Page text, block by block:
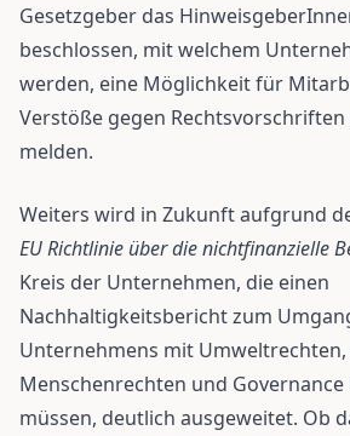
Gesetzgeber das
beschlossen, mit welchem
werden, eine Möglichkeit für
Verstöße gegen
melden.
Weiters wird in Zukunft aufgrund
EU Richtlinie über die nichtfinanzielle
Kreis der Unternehmen, die einen
Nachhaltigkeitsbericht zum
Unternehmens mit Umweltrechten,
Menschenrechten und
müssen, deutlich ausgeweitet. Ob